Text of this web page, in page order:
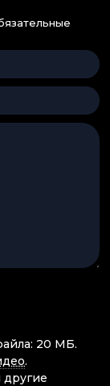
20 МБ.
.
другие